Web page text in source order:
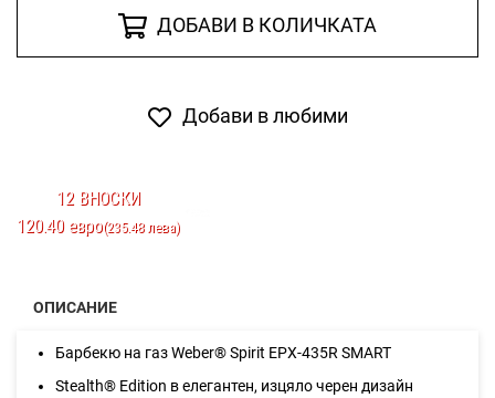
ДОБАВИ В КОЛИЧКАТА
Добави в любими
12 ВНОСКИ
120.40 евро(235.48 лева)
ОПИСАНИЕ
Барбекю на газ Weber® Spirit EPX-435R SMART
Stealth® Edition в елегантен, изцяло черен дизайн